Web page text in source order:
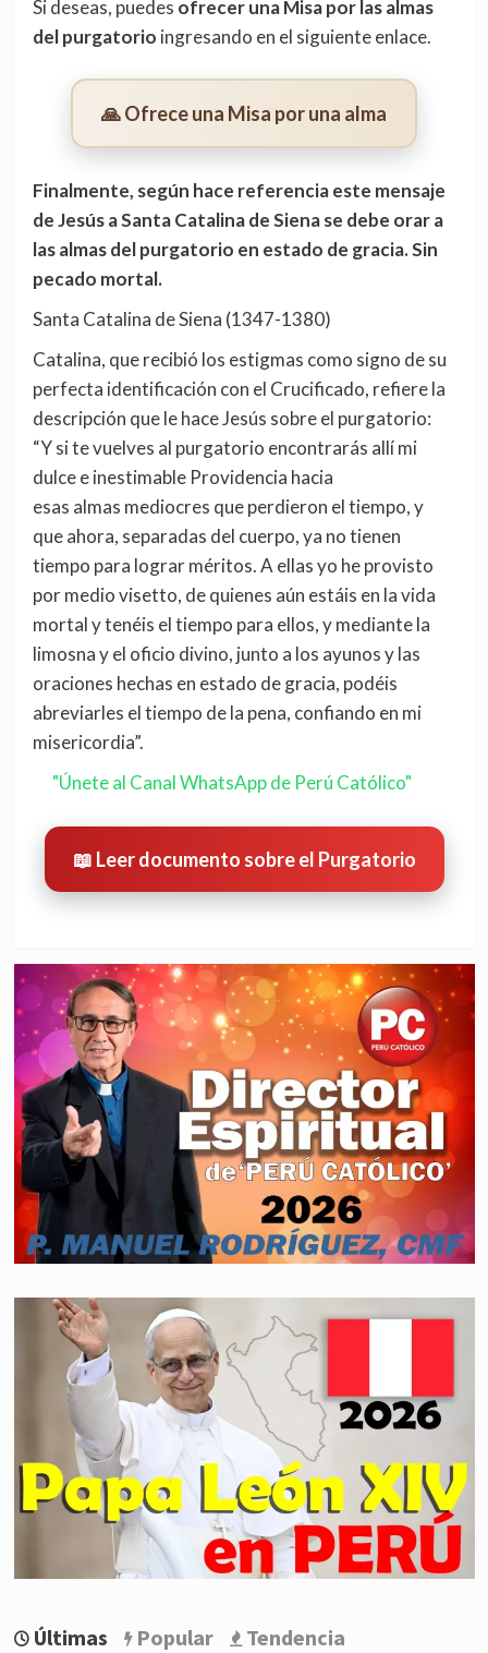
Si deseas, puedes ofrecer una Misa por las almas
del purgatorio ingresando en el siguiente enlace.
🙏 Ofrece una Misa por una alma
Finalmente, según hace referencia este mensaje
de Jesús a Santa Catalina de Siena se debe orar a
las almas del purgatorio en estado de gracia. Sin
pecado mortal.
Santa Catalina de Siena (1347-1380)
Catalina, que recibió los estigmas como signo de su
perfecta identificación con el Crucificado, refiere la
descripción que le hace Jesús sobre el purgatorio:
“Y si te vuelves al purgatorio encontrarás allí mi
dulce e inestimable Providencia hacia
esas almas mediocres que perdieron el tiempo, y
que ahora, separadas del cuerpo, ya no tienen
tiempo para lograr méritos. A ellas yo he provisto
por medio visetto, de quienes aún estáis en la vida
mortal y tenéis el tiempo para ellos, y mediante la
limosna y el oficio divino, junto a los ayunos y las
oraciones hechas en estado de gracia, podéis
abreviarles el tiempo de la pena, confiando en mi
misericordia”.
"Únete al Canal WhatsApp de Perú Católico"
📖 Leer documento sobre el Purgatorio
Últimas Popular Tendencia